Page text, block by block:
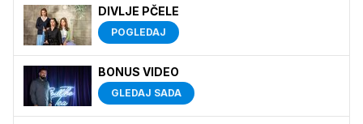
DIVLJE PČELE
POGLEDAJ
BONUS VIDEO
GLEDAJ SADA